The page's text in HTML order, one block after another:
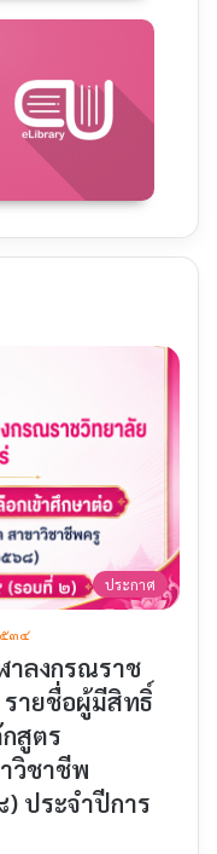
ประกาศ
๕๓๔
าลงกรณราช
รายชื่อผู้มีสิทธิ์
สูตร
วิชาชีพ
ประจำปีการ